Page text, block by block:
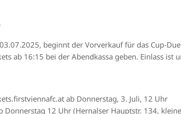
beginnt der Vorverkauf für das Cup-
ab 16:15 bei der Abendkassa geben. Einlass ist
ab Donnerstag, 3. Juli, 12 Uhr
Donnerstag 12 Uhr (Hernalser Hauptstr. 134,